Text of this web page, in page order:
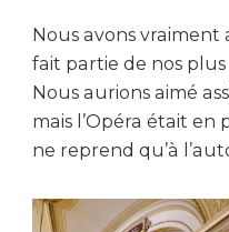
Nous avons
fait partie de nos
Nous aurions aimé
mais l’Opéra était en
ne reprend qu’à